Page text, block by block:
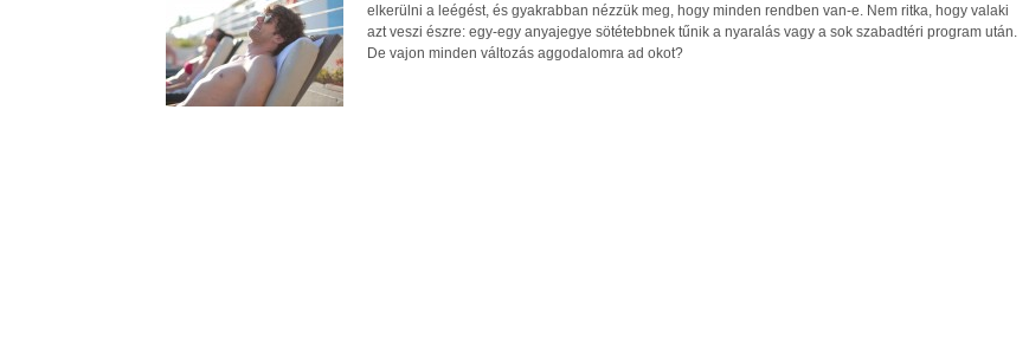
elkerülni a leégést, és gyakrabban nézzük meg, hogy minden rendben van-e. Nem ritka, hogy valaki
azt veszi észre: egy-egy anyajegye sötétebbnek tűnik a nyaralás vagy a sok szabadtéri program után.
De vajon minden változás aggodalomra ad okot?